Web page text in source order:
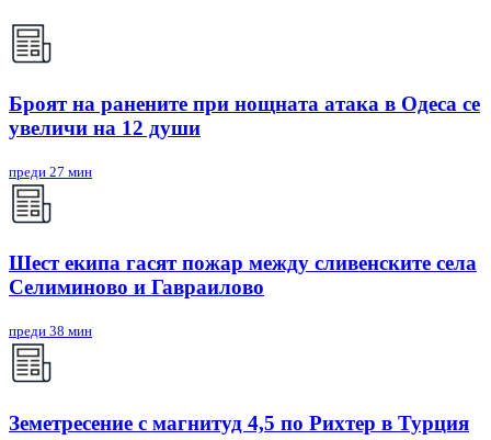
Броят на ранените при нощната атака в Одеса се
увеличи на 12 души
преди 27 мин
Шест екипа гасят пожар между сливенските села
Селиминово и Гавраилово
преди 38 мин
Земетресение с магнитуд 4,5 по Рихтер в Турция